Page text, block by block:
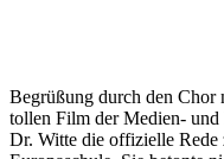
Begrüßung durch den Chor
tollen Film der Medien-
Dr. Witte die offizielle Rede